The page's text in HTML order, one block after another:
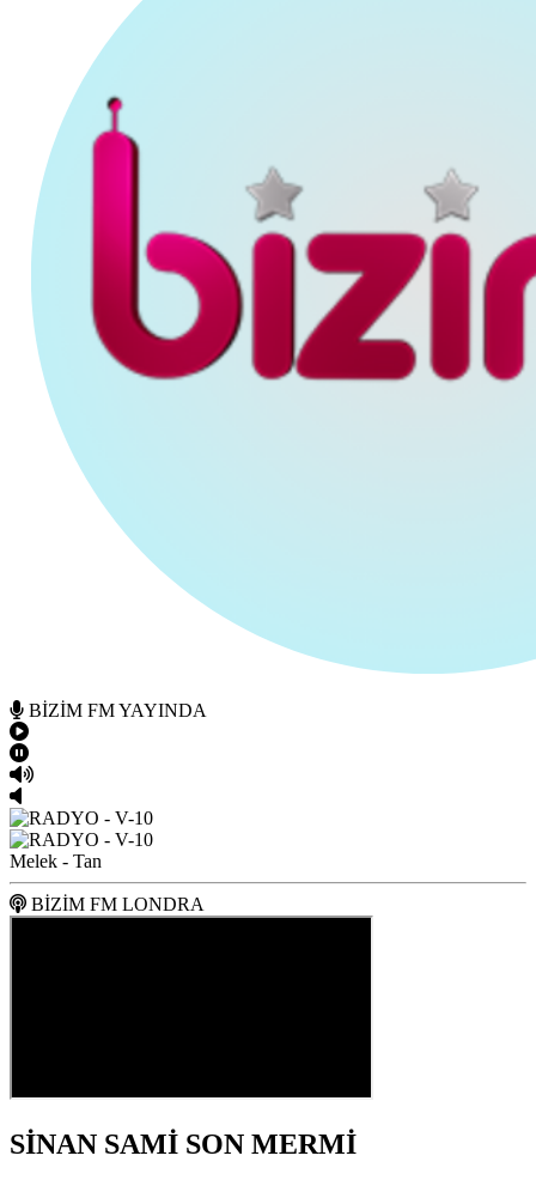
BİZİM FM YAYINDA
Melek - Tan
BİZİM FM LONDRA
SİNAN SAMİ SON MERMİ